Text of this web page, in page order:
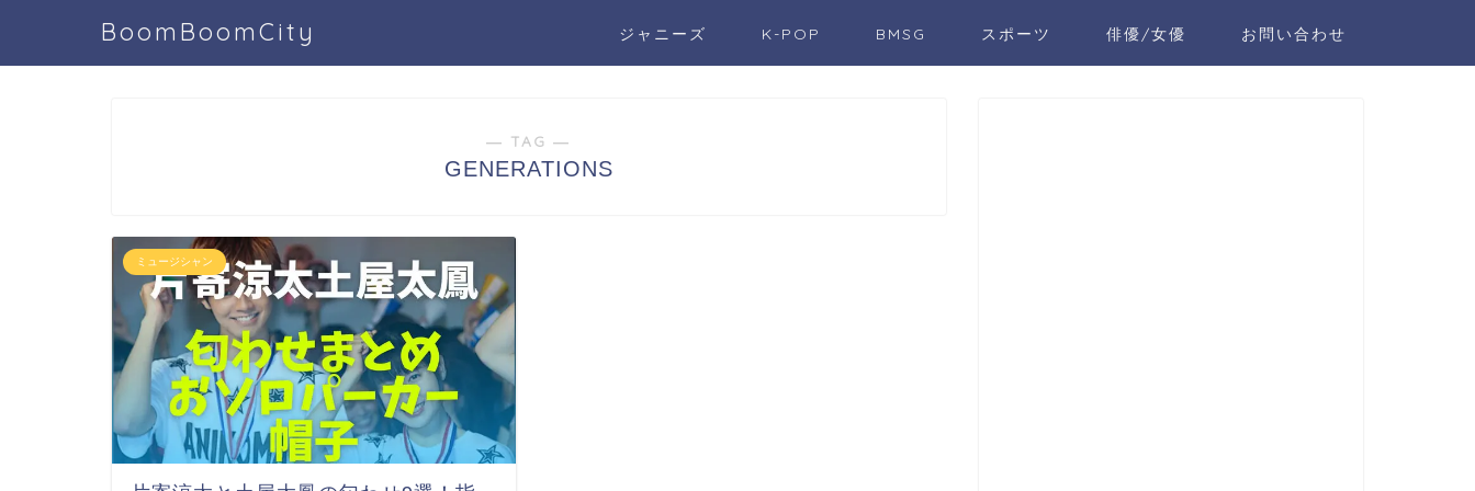
BoomBoomCity ジャニーズ K-POP BMSG スポーツ 俳優/女優 お問い合わせ
― TAG ―
GENERATIONS
ミュージシャン